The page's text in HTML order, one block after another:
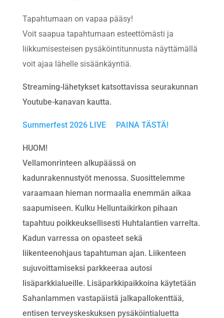
Tapahtumaan on vapaa pääsy!
Voit saapua tapahtumaan esteettömästi ja
liikkumisesteisen pysäköintitunnusta näyttämällä
voit ajaa lähelle sisäänkäyntiä.
Streaming-lähetykset katsottavissa seurakunnan
Youtube-kanavan kautta.
Summerfest 2026 LIVE PAINA TÄSTÄ!
HUOM!
Vellamonrinteen alkupäässä on
kadunrakennustyöt menossa. Suosittelemme
varaamaan hieman normaalia enemmän aikaa
saapumiseen. Kulku Helluntaikirkon pihaan
tapahtuu poikkeuksellisesti Huhtalantien varrelta.
Kadun varressa on opasteet sekä
liikenteenohjaus tapahtuman ajan. Liikenteen
sujuvoittamiseksi parkkeeraa autosi
lisäparkkialueille. Lisäparkkipaikkoina käytetään
Sahanlammen vastapäistä jalkapallokenttää,
entisen terveyskeskuksen pysäköintialuetta